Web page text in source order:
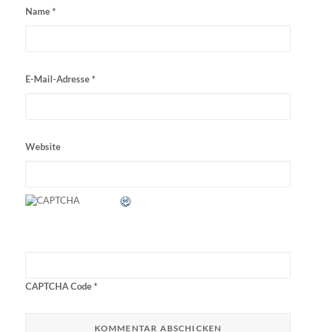
Name*
E-Mail-Adresse*
Website
CAPTCHA Code*